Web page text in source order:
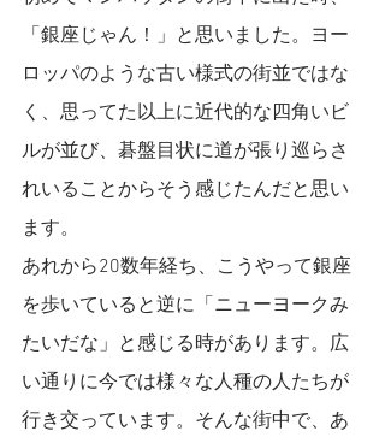
「銀座じゃん！」と思いました。ヨー
ロッパのような古い様式の街並ではな
く、思ってた以上に近代的な四角いビ
ルが並び、碁盤目状に道が張り巡らさ
れいることからそう感じたんだと思い
ます。
あれから20数年経ち、こうやって銀座
を歩いていると逆に「ニューヨークみ
たいだな」と感じる時があります。広
い通りに今では様々な人種の人たちが
行き交っています。そんな街中で、あ